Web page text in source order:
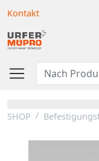
Kontakt
SHOP